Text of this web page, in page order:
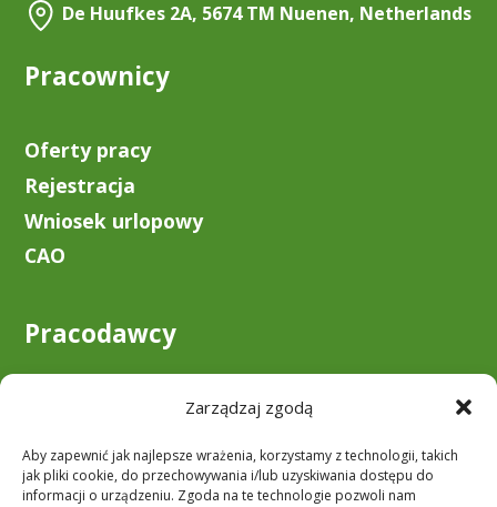
Zarządzaj zgodą
Aby zapewnić jak najlepsze wrażenia, korzystamy z technologii, takich
jak pliki cookie, do przechowywania i/lub uzyskiwania dostępu do
informacji o urządzeniu. Zgoda na te technologie pozwoli nam
De Huufkes 2A, 5674 TM Nuenen, Netherlands
Pracownicy
Oferty pracy
Rejestracja
Wniosek urlopowy
CAO
Pracodawcy
Zostań klientem
Do pobrania